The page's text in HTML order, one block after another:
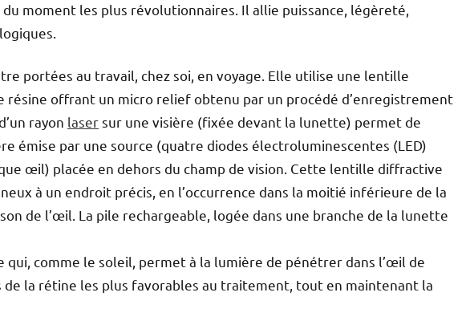
moment les plus révolutionnaires. Il allie puissance, légèreté,
portées au travail, chez soi, en voyage. Elle utilise une lentille
résine offrant un micro relief obtenu par un procédé d’enregistrement
rayon lasersur une visière (fixée devant la lunette) permet de
émise par une source (quatre diodes électroluminescentes (LED)
œil) placée en dehors du champ de vision. Cette lentille diffractive
à un endroit précis, en l’occurrence dans la moitié inférieure de la
de l’œil. La pile rechargeable, logée dans une branche de la lunette
qui, comme le soleil, permet à la lumière de pénétrer dans l’œil de
la rétine les plus favorables au traitement, tout en maintenant la